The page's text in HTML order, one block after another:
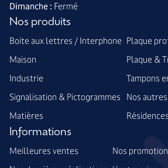
Dimanche : Fermé
Nos produits
Boite aux lettres / Interphone Plaque
Maison
Plaque &
Industrie
Tampons
Signalisation & Pictogrammes
Nos
Matières
Informations
Meilleures ventes
Nos